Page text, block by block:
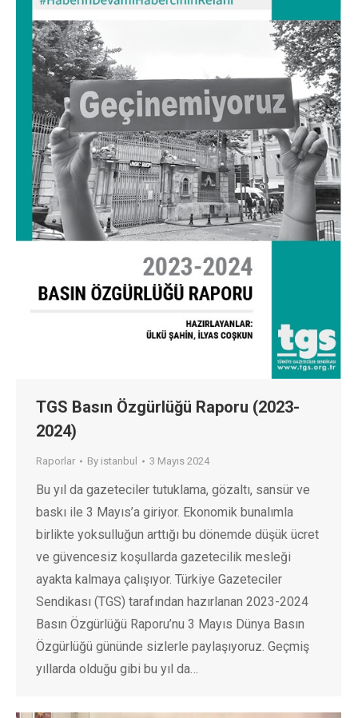
TGS Basın Özgürlüğü Raporu (2023-
2024)
Raporlar By istanbul 3 Mayıs 2024
Bu yıl da gazeteciler tutuklama, gözaltı, sansür ve
baskı ile 3 Mayıs’a giriyor. Ekonomik bunalımla
birlikte yoksulluğun arttığı bu dönemde düşük ücret
ve güvencesiz koşullarda gazetecilik mesleği
ayakta kalmaya çalışıyor. Türkiye Gazeteciler
Sendikası (TGS) tarafından hazırlanan 2023-2024
Basın Özgürlüğü Raporu’nu 3 Mayıs Dünya Basın
Özgürlüğü gününde sizlerle paylaşıyoruz. Geçmiş
yıllarda olduğu gibi bu yıl da…